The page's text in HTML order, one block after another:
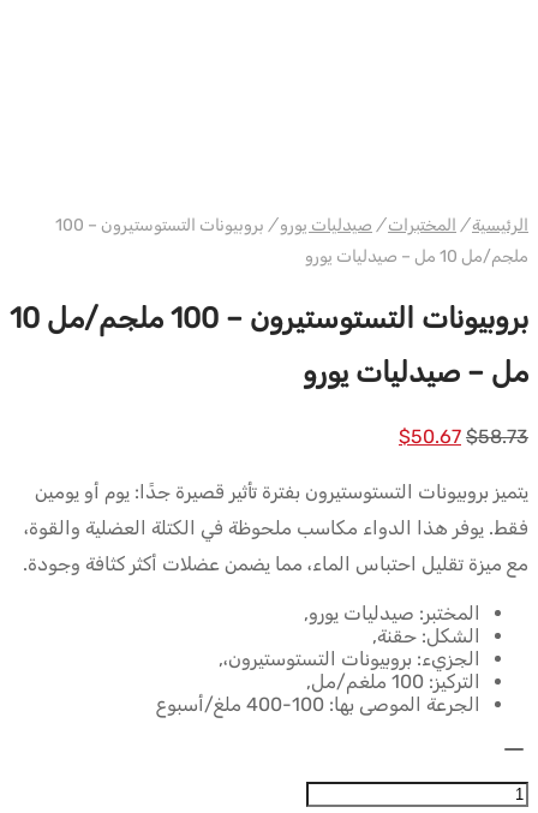
الرئيسية / المختبرات / صيدليات يورو /
بروبيونات التستوستيرون – 100
ملجم/مل 10 مل – صيدليات يورو
بروبيونات التستوستيرون – 100 ملجم/مل 10
مل – صيدليات يورو
$58.73
السعر
كان:
$58.73.
$50.67 السعر
يتميز بروبيونات التستوستيرون بفترة تأثير قصيرة جدًا: يوم أو يومين
فقط. يوفر هذا الدواء مكاسب ملحوظة في الكتلة العضلية والقوة،
مع ميزة تقليل احتباس الماء، مما يضمن عضلات أكثر كثافة وجودة.
المختبر: صيدليات يورو,
الشكل: حقنة,
الجزيء: بروبيونات التستوستيرون،,
التركيز: 100 ملغم/مل,
الجرعة الموصى بها: 100-400 ملغ/أسبوع
Testosterone